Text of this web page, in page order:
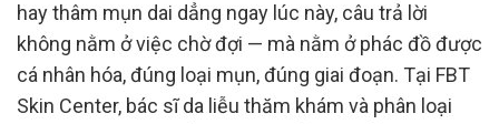
hay thâm mụn dai dẳng ngay lúc này, câu trả lời
không nằm ở việc chờ đợi — mà nằm ở phác đồ được
cá nhân hóa, đúng loại mụn, đúng giai đoạn. Tại FBT
Skin Center, bác sĩ da liễu thăm khám và phân loại